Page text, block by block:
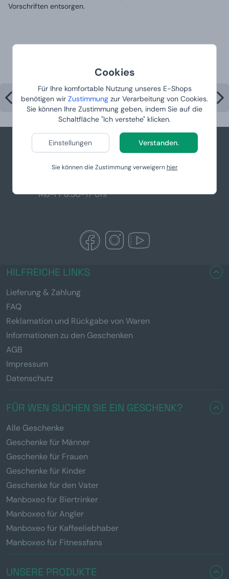
Cookies
Für Ihre komfortable Nutzung unseres E-Shops
benötigen wir Zustimmung zur Verarbeitung von Cookies.
Sie können Ihre Zustimmung geben, indem Sie auf die
Schaltfläche "Ich verstehe" klicken.
Einstellungen Verstanden.
Sie können die Zustimmung verweigernhier
Vorschriften entsorgen.
Kategorie
+49 781 95633083
Mo-Fr 8:30-17 Uhr
HILFREICHE LINKS
Lieferung & Zahlung
FAQ
Reklamation und Rückgabe von Waren
Informationen zu den Geschenken
AGB
Impressum
Datenschutz
FÜR WEN SUCHEN SIE EIN GESCHENK?
Alle Geschenke
Geschenke für Männer
Geschenke für Frauen
Geschenke für Kinder
Geschenke für den Vater
Manboxeo für Biertrinker
Manboxeo für Angler
Manboxeo für Kaffeeliebhaber
Manboxeo für Fitnessfans
UNSERE PRODUKTE